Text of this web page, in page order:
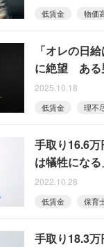
低賃金 物価
「オレの日
に絶望 ある
2025.10.18
低賃金 理不
手取り16.6
は犠牲になる
2022.10.28
低賃金 保育
手取り18.3